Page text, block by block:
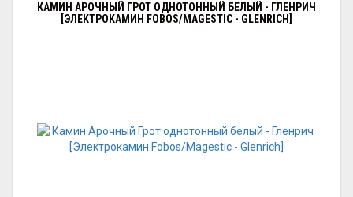
КАМИН АРОЧНЫЙ ГРОТ ОДНОТОННЫЙ БЕЛЫЙ - ГЛЕНРИЧ
[ЭЛЕКТРОКАМИН FOBOS/MAGESTIC - GLENRICH]